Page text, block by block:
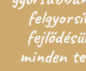
minden